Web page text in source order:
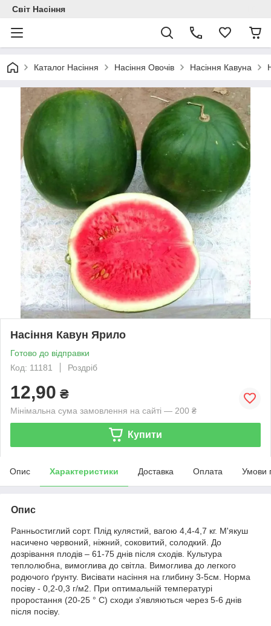
Світ Насіння
Каталог Насіння Насіння Овочів Насіння Кавуна
Насіння Кавун Ярило
Готово до відправки
Код: 11181
Роздріб
12,90 ₴
Мінімальна сума замовлення на сайті — 200 ₴
Купити
Опис Характеристики Доставка Оплата Умови
Опис
Ранньостиглий сорт. Плід кулястий, вагою 4,4-4,7 кг. М'якуш
насичено червоний, ніжний, соковитий, солодкий. До
дозрівання плодів – 61-75 днів після сходів. Культура
теплолюбна, вимоглива до світла. Вимоглива до легкого
родючого ґрунту. Висівати насіння на глибину 3-5см. Норма
посіву - 0,2-0,3 г/м2. При оптимальній температурі
проростання (20-25 ° C) сходи з'являються через 5-6 днів
після посіву.